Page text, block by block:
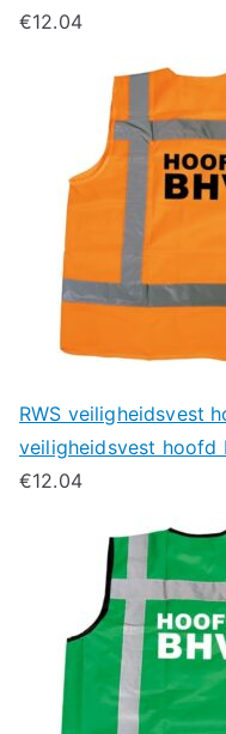
€12.04
RWS veiligheidsvest
veiligheidsvest hoofd
€12.04